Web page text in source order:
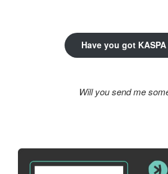
Have you got
Will you send me